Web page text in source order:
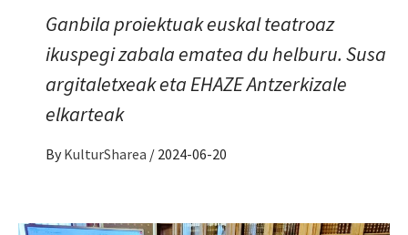
Ganbila proiektuak euskal teatroaz
ikuspegi zabala ematea du helburu. Susa
argitaletxeak eta EHAZE Antzerkizale
elkarteak
By KulturSharea / 2024-06-20